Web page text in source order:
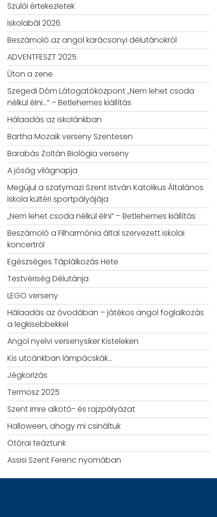
Szülői értekezletek
Iskolabál 2026
Beszámoló az angol karácsonyi délutánokról
ADVENTFESZT 2025
Úton a zene
Szegedi Dóm Látogatóközpont „Nem lehet csoda
nélkül élni…” – Betlehemes kiállítás
Hálaadás az iskolánkban
Bartha Mozaik verseny Szentesen
Barabás Zoltán Biológia verseny
A jóság világnapja
Megújul a szatymazi Szent István Katolikus Általános
Iskola kültéri sportpályájája
„Nem lehet csoda nélkül élni” – Betlehemes kiállítás
Beszámoló a Filharmónia által szervezett iskolai
koncertről
Egészséges Táplálkozás Hete
Testvériség Délutánja
LEGO verseny
Hálaadás az óvodában – játékos angol foglalkozás
a legkisebbekkel
Angol nyelvi versenysiker Kisteleken
Kis utcánkban lámpácskák…
Jégkorizás
Termosz 2025
Szent Imre alkotó- és rajzpályázat
Halloween, ahogy mi csináltuk
Ötórai teáztunk
Assisi Szent Ferenc nyomában